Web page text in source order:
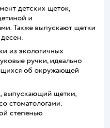
детских щеток,
и
Также выпускают щетки
из экологичных
ручки, идеально
об окружающей
выпускающий щетки,
стоматологами.
степенью